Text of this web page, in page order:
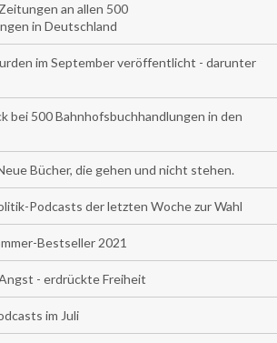
an allen 500
in Deutschland
im September veröffentlicht - darunter
bei 500 Bahnhofsbuchhandlungen in den
Bücher, die gehen und nicht stehen.
Podcasts der letzten Woche zur Wahl
Bestseller 2021
- erdrückte Freiheit
im Juli